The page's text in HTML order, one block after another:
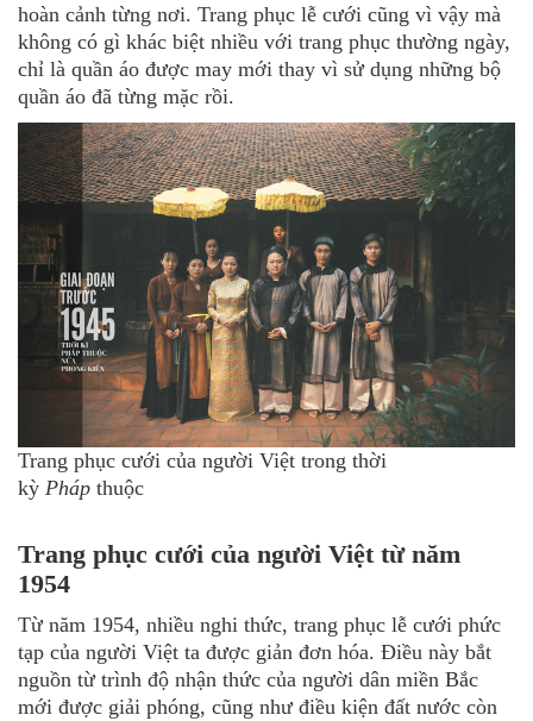
hoàn cảnh từng nơi. Trang phục lễ cưới cũng vì vậy mà
không có gì khác biệt nhiều với trang phục thường ngày,
chỉ là quần áo được may mới thay vì sử dụng những bộ
quần áo đã từng mặc rồi.
Trang phục cưới của người Việt trong thời
kỳ Pháp thuộc
Trang phục cưới của người Việt từ năm
1954
Từ năm 1954, nhiều nghi thức, trang phục lễ cưới phức
tạp của người Việt ta được giản đơn hóa. Điều này bắt
nguồn từ trình độ nhận thức của người dân miền Bắc
mới được giải phóng, cũng như điều kiện đất nước còn